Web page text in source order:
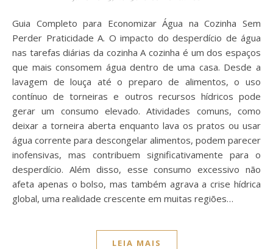
Guia Completo para Economizar Água na Cozinha Sem
Perder Praticidade A. O impacto do desperdício de água
nas tarefas diárias da cozinha A cozinha é um dos espaços
que mais consomem água dentro de uma casa. Desde a
lavagem de louça até o preparo de alimentos, o uso
contínuo de torneiras e outros recursos hídricos pode
gerar um consumo elevado. Atividades comuns, como
deixar a torneira aberta enquanto lava os pratos ou usar
água corrente para descongelar alimentos, podem parecer
inofensivas, mas contribuem significativamente para o
desperdício. Além disso, esse consumo excessivo não
afeta apenas o bolso, mas também agrava a crise hídrica
global, uma realidade crescente em muitas regiões…
LEIA MAIS